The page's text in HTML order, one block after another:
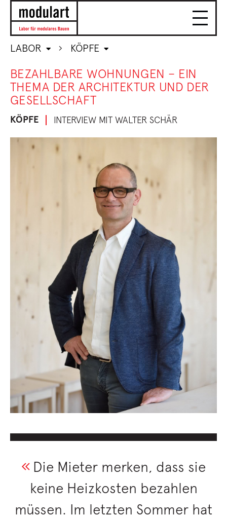
LABOR KÖPFE
BEZAHLBARE WOHNUNGEN – EIN
THEMA DER ARCHITEKTUR UND DER
GESELLSCHAFT
KÖPFE INTERVIEW MIT WALTER SCHÄR
Die Mieter merken, dass sie
keine Heizkosten bezahlen
müssen. Im letzten Sommer hat